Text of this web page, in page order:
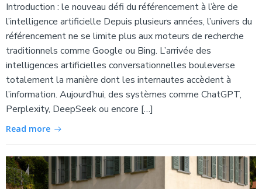
Introduction : le nouveau défi du référencement à l’ère de
l’intelligence artificielle Depuis plusieurs années, l’univers du
référencement ne se limite plus aux moteurs de recherche
traditionnels comme Google ou Bing. L’arrivée des
intelligences artificielles conversationnelles bouleverse
totalement la manière dont les internautes accèdent à
l’information. Aujourd’hui, des systèmes comme ChatGPT,
Perplexity, DeepSeek ou encore […]
Read more